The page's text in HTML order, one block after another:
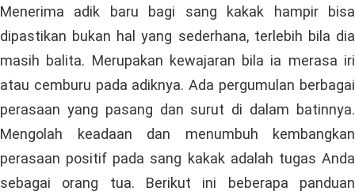
Menerima adik baru bagi sang kakak hampir bisa
dipastikan bukan hal yang sederhana, terlebih bila dia
masih balita. Merupakan kewajaran bila ia merasa iri
atau cemburu pada adiknya. Ada pergumulan berbagai
perasaan yang pasang dan surut di dalam batinnya.
Mengolah keadaan dan menumbuh kembangkan
perasaan positif pada sang kakak adalah tugas Anda
sebagai orang tua. Berikut ini beberapa panduan